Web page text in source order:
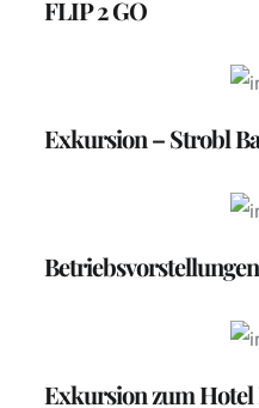
FLIP 2 GO
Exkursion – Strobl
Betriebsvorstellungen
Exkursion zum Hotel